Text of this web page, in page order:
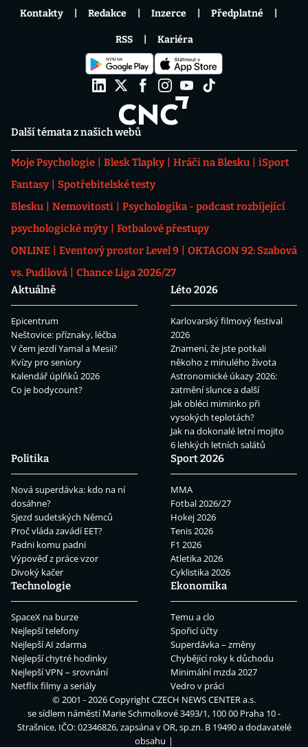
Další témata z našich webů
Moje Psychologie Blesk Tlapky Hráči na Blesku
iSport
Fantasy
Spotřebitelské testy
Blesku
Nemovitosti
Psychologika - podcast rozbíjející
psychologické mýty
Fotbalové přestupy
ONLINE
Eventový prostor Level 9
OKTAGON 92: Szabová
vs. Pudilová
Chance Liga 2026/27
Aktuálně
Epicentrum
Neštovice: příznaky, léčba
V čem jezdí Yamal a Mesii?
Kvízy pro seniory
Kalendář úplňků 2026
Co je bodycount?
Léto 2026
Karlovarský filmový festival
2026
Znamení, že jste potkali
někoho z minulého života
Astronomické úkazy 2026:
zatmění slunce a další
Jak obléci miminko při
vysokých teplotách?
Jak na dokonalé letní mojito
6 lehkých letních salátů
Politika
Nová superdávka: kdo na ní
dosáhne?
Sjezd sudetských Němců
Proč vláda zavádí EET?
Padni komu padni
Výpověď z práce vzor
Divoký kačer
Sport 2026
MMA
Fotbal 2026/27
Hokej 2026
Tenis 2026
F1 2026
Atletika 2026
Cyklistika 2026
Technologie
SpaceX na burze
Nejlepší telefony
Nejlepší AI zdarma
Nejlepší chytré hodinky
Nejlepší VPN – srovnání
Netflix filmy a seriály
Ekonomika
Temu a clo
Spořicí účty
Superdávka – změny
Chybějící roky k důchodu
Minimální mzda 2027
Vedro v práci
Kontakty Redakce Inzerce Předplatné
RSS Kariéra
© 2001 - 2026 CopyrightCZECH NEWS CENTER a.s.
se sídlem náměstí Marie Schmolkové 3493/1, 100 00 Praha 10 -
Strašnice, IČO: 02346826, zapsána v OR, sp.zn. B 19490 a dodavatelé
obsahu